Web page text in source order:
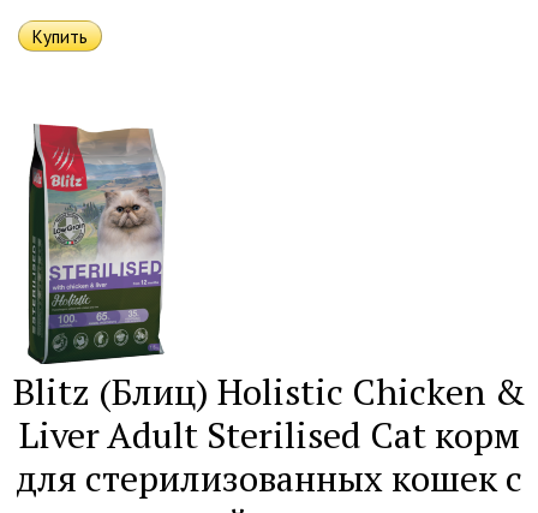
Blitz (Блиц) Holistic Chicken &
Liver Adult Sterilised Cat корм
для стерилизованных кошек с